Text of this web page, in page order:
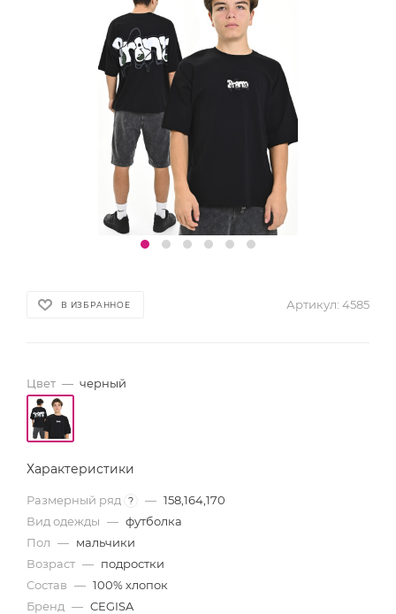
В ИЗБРАННОЕ Артикул: 4585
Цвет — черный
Характеристики
Размерный ряд ? — 158,164,170
Вид одежды — футболка
Пол — мальчики
Возраст — подростки
Состав — 100% хлопок
Бренд — CEGISA